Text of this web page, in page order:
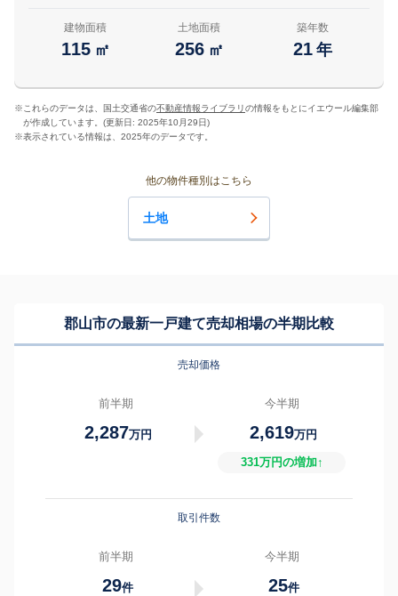
建物面積
115 ㎡
土地面積
256 ㎡
築年数
21 年
※ これらのデータは、国土交通省の不動産情報ライブラリの情報をもとにイエウール編集部
が作成しています。(更新日: 2025年10月29日)
※表示されている情報は、2025年のデータです。
他の物件種別はこちら
土地
郡山市の最新一戸建て売却相場の半期比較
売却価格
前半期
2,287万円
今半期
2,619万円
331万円の増加↑
取引件数
前半期
29件
今半期
25件